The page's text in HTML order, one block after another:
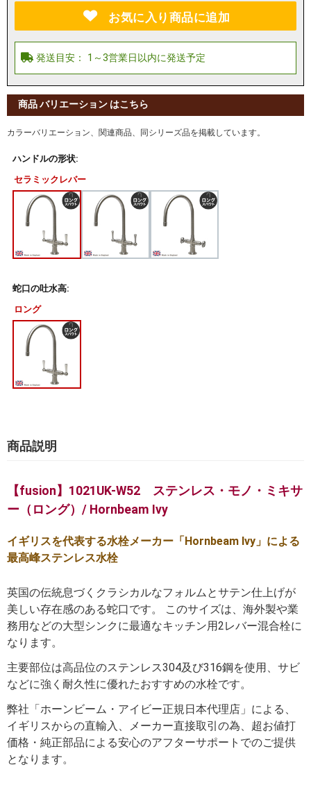
お気に入り商品に追加
商品 バリエーション はこちら
カラーバリエーション、関連商品、同シリーズ品を掲載しています。
ハンドルの形状:
セラミックレバー
蛇口の吐水高:
ロング
商品説明
【fusion】1021UK-W52 ステンレス・モノ・ミキサ
ー（ロング）/ Hornbeam Ivy
イギリスを代表する水栓メーカー「Hornbeam Ivy」による
最高峰ステンレス水栓
英国の伝統息づくクラシカルなフォルムとサテン仕上げが
美しい存在感のある蛇口です。 このサイズは、海外製や業
務用などの大型シンクに最適なキッチン用2レバー混合栓に
なります。
主要部位は高品位のステンレス304及び316鋼を使用、サビ
などに強く耐久性に優れたおすすめの水栓です。
弊社「ホーンビーム・アイビー正規日本代理店」による、
イギリスからの直輸入、メーカー直接取引の為、超お値打
価格・純正部品による安心のアフターサポートでのご提供
となります。